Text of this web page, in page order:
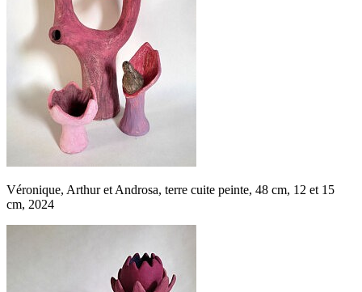
Véronique, Arthur et Androsa, terre cuite peinte, 48 cm, 12 et 15
cm, 2024